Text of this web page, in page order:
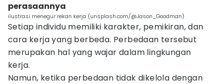
perasaannya
ilustrasi menegur rekan kerja (unsplash.com/@Jason_Goodman)
Setiap individu memiliki karakter, pemikiran, dan
cara kerja yang berbeda. Perbedaan tersebut
merupakan hal yang wajar dalam lingkungan
kerja.
Namun, ketika perbedaan tidak dikelola dengan